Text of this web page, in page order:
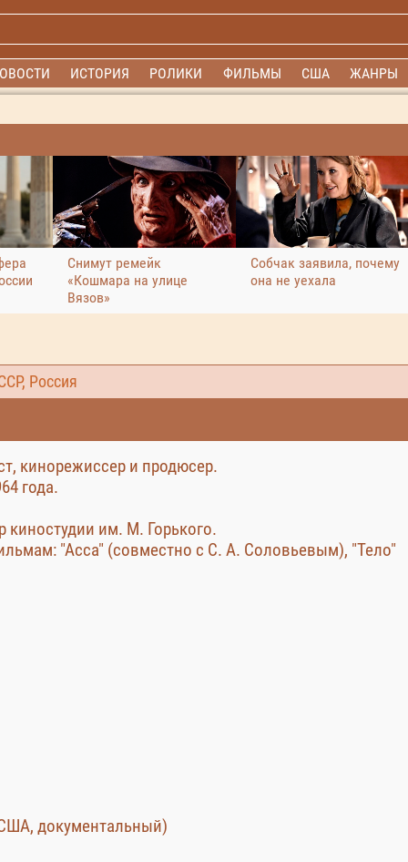
ИСТОРИЯ РОЛИКИ ФИЛЬМЫ США ЖАНРЫ
Снимут ремейк
«Кошмара на улице
Вязов»
Собчак заявила, почему
она не уехала
Россия
кинорежиссер и продюсер.
года.
киностудии им. М. Горького.
"Асса" (совместно с С. А. Соловьевым), "Тело"
документальный)